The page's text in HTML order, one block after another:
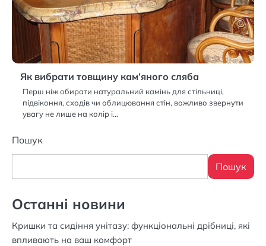
Як вибрати товщину кам’яного сляба
Перш ніж обирати натуральний камінь для стільниці,
підвіконня, сходів чи облицювання стін, важливо звернути
увагу не лише на колір і…
Пошук
Пошук
Останні новини
Кришки та сидіння унітазу: функціональні дрібниці, які
впливають на ваш комфорт